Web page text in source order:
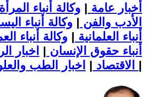
أخبار عامة | وكالة أنباء المرأة
الأدب والفن | وكالة أنباء
أنباء العلمانية | وكالة أنباء
أنباء حقوق الإنسان | اخبار
الاقتصاد | |